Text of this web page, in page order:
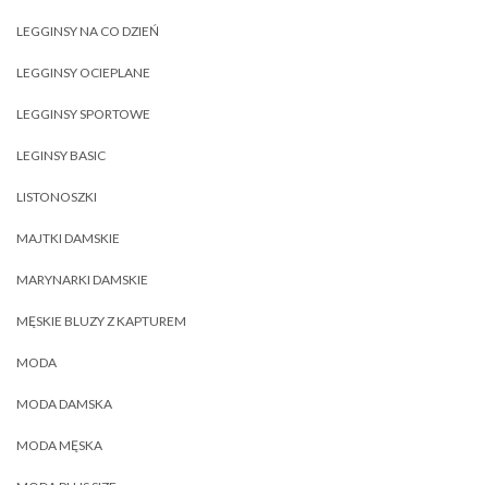
LEGGINSY NA CO DZIEŃ
LEGGINSY OCIEPLANE
LEGGINSY SPORTOWE
LEGINSY BASIC
LISTONOSZKI
MAJTKI DAMSKIE
MARYNARKI DAMSKIE
MĘSKIE BLUZY Z KAPTUREM
MODA
MODA DAMSKA
MODA MĘSKA